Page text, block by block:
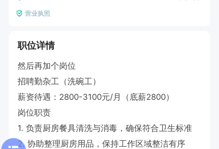
营业执照
职位详情
然后再加个岗位
招聘勤杂工（洗碗工）
薪资待遇：2800-3100元/月（底薪2800）
岗位职责
1. 负责厨房餐具清洗与消毒，确保符合卫生标准
2. 协助整理厨房用品，保持工作区域整洁有序